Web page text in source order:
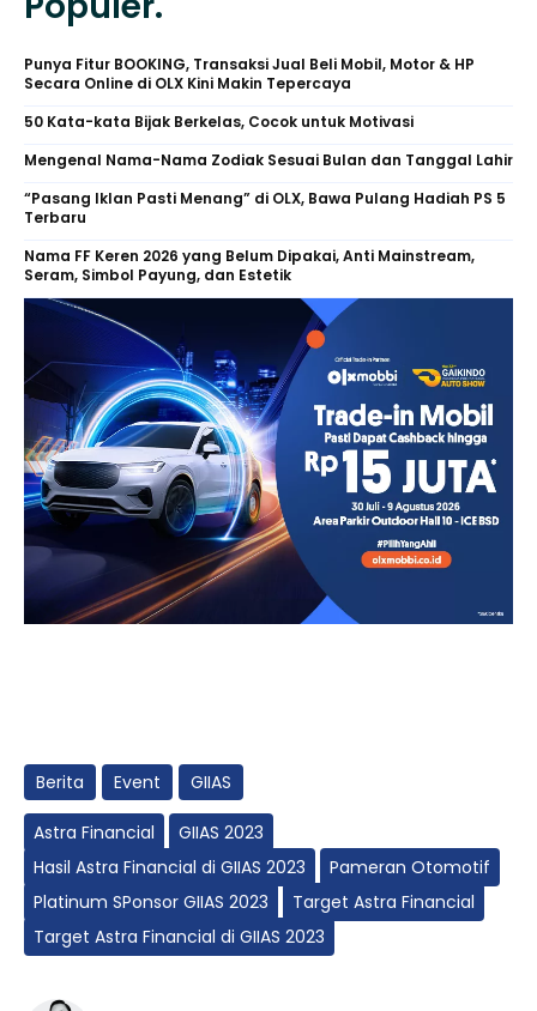
Punya Fitur BOOKING, Transaksi Jual Beli Mobil, Motor & HP
Secara Online di OLX Kini Makin Tepercaya
50 Kata-kata Bijak Berkelas, Cocok untuk Motivasi
Mengenal Nama-Nama Zodiak Sesuai Bulan dan Tanggal Lahir
“Pasang Iklan Pasti Menang” di OLX, Bawa Pulang Hadiah PS 5
Terbaru
Nama FF Keren 2026 yang Belum Dipakai, Anti Mainstream,
Seram, Simbol Payung, dan Estetik
Berita Event GIIAS
Astra Financial
GIIAS 2023
Hasil Astra Financial di GIIAS 2023
Pameran Otomotif
Platinum SPonsor GIIAS 2023
Target Astra Financial
Target Astra Financial di GIIAS 2023